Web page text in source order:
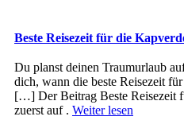
Beste Reisezeit für die
Du planst deinen Traumurlaub
dich, wann die beste Reisezeit
[…] Der Beitrag Beste Reisezeit
zuerst auf . Weiter lesen